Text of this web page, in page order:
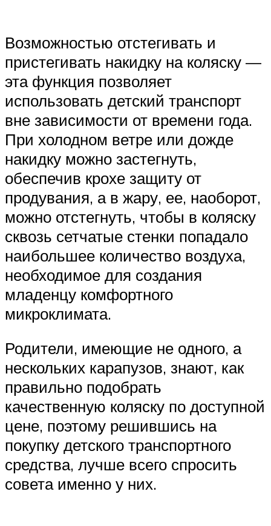
Возможностью отстегивать и
пристегивать накидку на коляску —
эта функция позволяет
использовать детский транспорт
вне зависимости от времени года.
При холодном ветре или дожде
накидку можно застегнуть,
обеспечив крохе защиту от
продувания, а в жару, ее, наоборот,
можно отстегнуть, чтобы в коляску
сквозь сетчатые стенки попадало
наибольшее количество воздуха,
необходимое для создания
младенцу комфортного
микроклимата.
Родители, имеющие не одного, а
нескольких карапузов, знают, как
правильно подобрать
качественную коляску по доступной
цене, поэтому решившись на
покупку детского транспортного
средства, лучше всего спросить
совета именно у них.